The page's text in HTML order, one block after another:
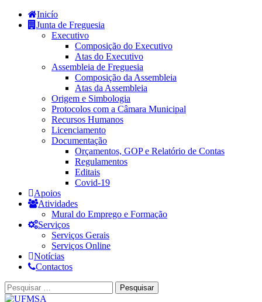
Inicío
Junta de Freguesia
Executivo
Composição do Executivo
Atas do Executivo
Assembleia de Freguesia
Composição da Assembleia
Atas da Assembleia
Origem e Simbologia
Protocolos com a Câmara Municipal
Recursos Humanos
Licenciamento
Documentação
Orçamentos, GOP e Relatório de Contas
Regulamentos
Editais
Covid-19
Apoios
Atividades
Mural do Emprego e Formação
Serviços
Serviços Gerais
Serviços Online
Notícias
Contactos